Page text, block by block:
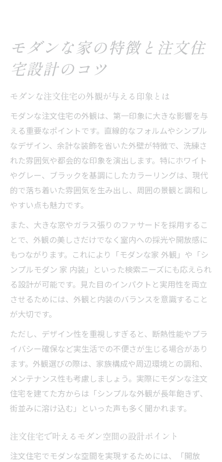
モダンな家の特徴と注文住
宅設計のコツ
モダンな注文住宅の外観が与える印象とは
モダンな注文住宅の外観は、第一印象に大きな影響を与
える重要なポイントです。直線的なフォルムやシンプル
なデザイン、余計な装飾を省いた外壁が特徴で、洗練さ
れた雰囲気や都会的な印象を演出します。特にホワイト
やグレー、ブラックを基調にしたカラーリングは、現代
的で落ち着いた雰囲気を生み出し、周囲の景観と調和し
やすい点も魅力です。
また、大きな窓やガラス張りのファサードを採用するこ
とで、外観の美しさだけでなく室内への採光や開放感に
もつながります。これにより「モダンな家 外観」や「シ
ンプルモダン 家 内装」といった検索ニーズにも応えられ
る設計が可能です。見た目のインパクトと実用性を両立
させるためには、外観と内装のバランスを意識すること
が大切です。
ただし、デザイン性を重視しすぎると、断熱性能やプラ
イバシー確保など実生活での不便さが生じる場合があり
ます。外観選びの際は、家族構成や周辺環境との調和、
メンテナンス性も考慮しましょう。実際にモダンな注文
住宅を建てた方からは「シンプルな外観が長年飽きず、
街並みに溶け込む」といった声も多く聞かれます。
注文住宅で叶えるモダン空間の設計ポイント
注文住宅でモダンな空間を実現するためには、「開放